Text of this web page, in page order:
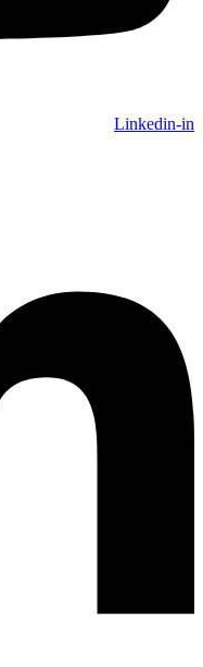
Linkedin-in